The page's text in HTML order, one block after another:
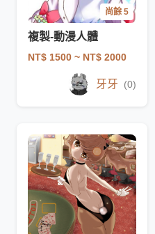
尚餘 5
複製-動漫人體
NT$ 1500 ~ NT$ 2000
牙牙 (0)